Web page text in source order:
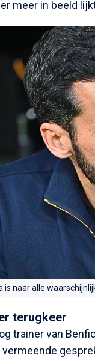
meer in beeld
is naar alle
terugkeer
trainer van
vermeende